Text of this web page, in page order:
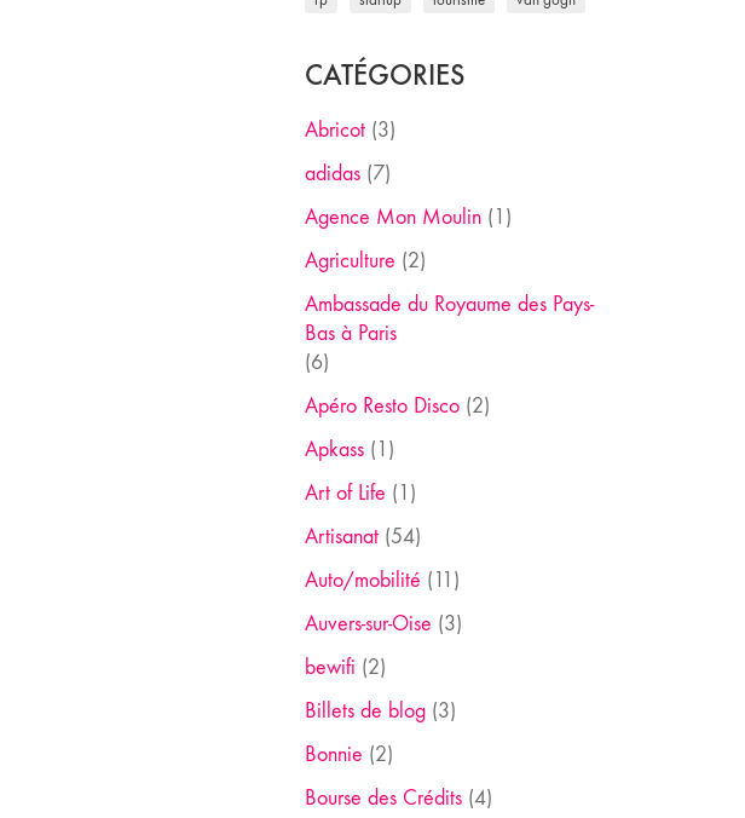
CATÉGORIES
Abricot(3)
adidas(7)
Agence Mon Moulin(1)
Agriculture (2)
Ambassade du Royaume des Pays-
Bas à Paris
(6)
Apéro Resto Disco(2)
Apkass(1)
Art of Life (1)
Artisanat(54)
Auto/mobilité (11)
Auvers-sur-Oise (3)
bewifi (2)
Billets de blog(3)
Bonnie (2)
Bourse des Crédits(4)